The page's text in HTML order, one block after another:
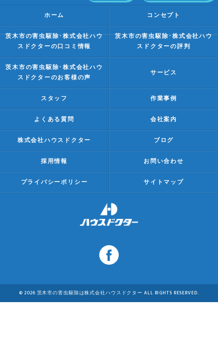
ホーム コンセプト
茨木市の害虫駆除･株式会社ハウ
スドクターの口コミ情報
茨木市の害虫駆除･株式会社ハウ
スドクターの評判
茨木市の害虫駆除･株式会社ハウ
スドクターのお客様の声
サービス
スタッフ 作業事例
よくある質問 会社案内
株式会社ハウスドクター ブログ
採用情報 お問い合わせ
プライバシーポリシー サイトマップ
© 2026 茨木市の害虫駆除は株式会社ハウスドクター ALL RIGHTS RESERVED.